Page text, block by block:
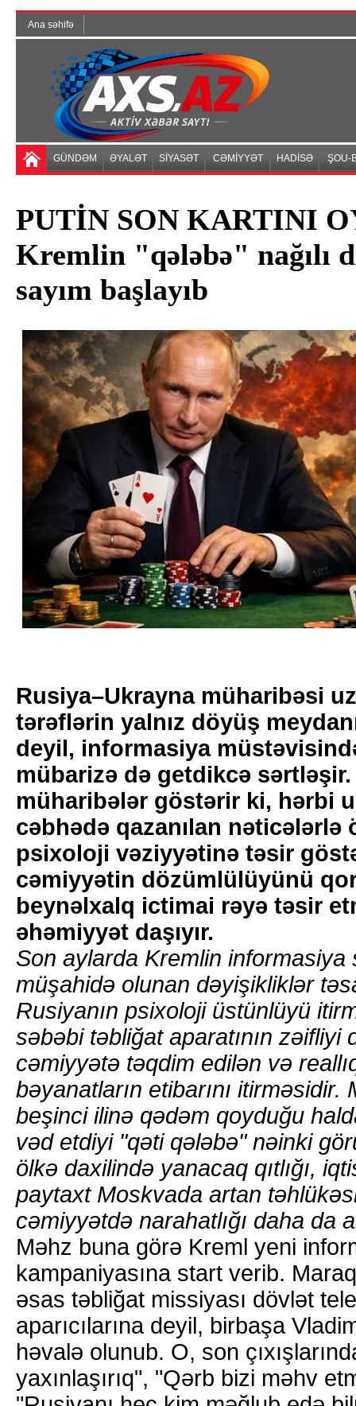
Ana səhifə
GÜNDƏM ƏYALƏT SİYASƏT CƏMİYYƏT HADİSƏ ŞOU-
PUTİN SON KARTINI
Kremlin "qələbə" nağılı
sayım başlayıb
Rusiya–Ukrayna müharibəsi
tərəflərin yalnız döyüş
deyil, informasiya
mübarizə də getdikcə
müharibələr göstərir ki, hərbi
cəbhədə qazanılan
psixoloji vəziyyətinə təsir
cəmiyyətin dözümlülüyünü
beynəlxalq ictimai rəyə təsir
əhəmiyyət daşıyır.
Son aylarda Kremlin informasiya
müşahidə olunan dəyişikliklər
Rusiyanın psixoloji üstünlüyü
səbəbi təbliğat aparatının zəifliyi
cəmiyyətə təqdim edilən və
bəyanatların etibarını itirməsidir.
beşinci ilinə qədəm qoyduğu
vəd etdiyi "qəti qələbə" nəinki
ölkə daxilində yanacaq qıtlığı,
paytaxt Moskvada artan
cəmiyyətdə narahatlığı daha da
Məhz buna görə Kreml yeni
kampaniyasına start verib.
əsas təbliğat missiyası dövlət
aparıcılarına deyil, birbaşa
həvalə olunub. O, son
yaxınlaşırıq", "Qərb bizi məhv